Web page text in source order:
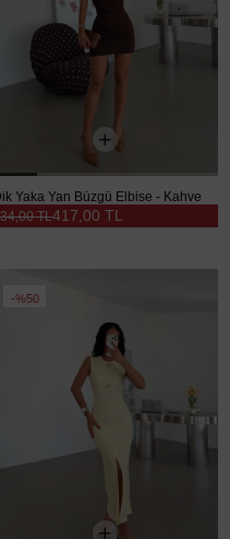
Yaka Yan Büzgü Elbise - Kahve
417,00 TL
TL
%50